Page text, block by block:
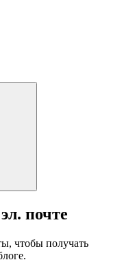
почте
чтобы получать